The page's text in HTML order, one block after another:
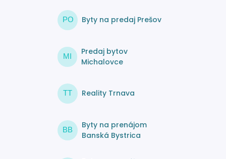
PO Byty na predaj Prešov
MI
Predaj bytov
Michalovce
TT Reality Trnava
BB
Byty na prenájom
Banská Bystrica